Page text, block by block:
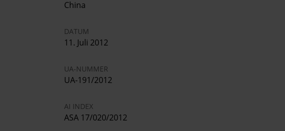
China
DATUM
11. Juli 2012
UA-NUMMER
UA-191/2012
AI INDEX
ASA 17/020/2012